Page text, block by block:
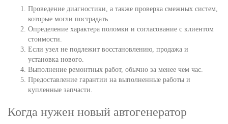
Проведение диагностики, а также проверка смежных систем,
которые могли пострадать.
Определение характера поломки и согласование с клиентом
стоимости.
Если узел не подлежит восстановлению, продажа и
установка нового.
Выполнение ремонтных работ, обычно за менее чем час.
Предоставление гарантии на выполненные работы и
купленные запчасти.
Когда нужен новый автогенератор